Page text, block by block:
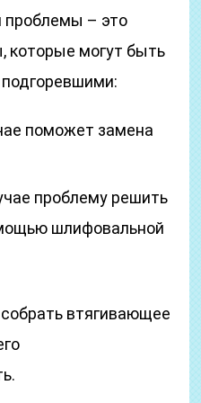
проблемы – это
которые могут быть
поможет замена
проблему решить
шлифовальной
втягивающее